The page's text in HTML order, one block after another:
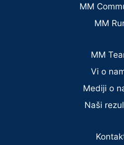
MM
MM
MM
Vi o
Mediji o
Naši